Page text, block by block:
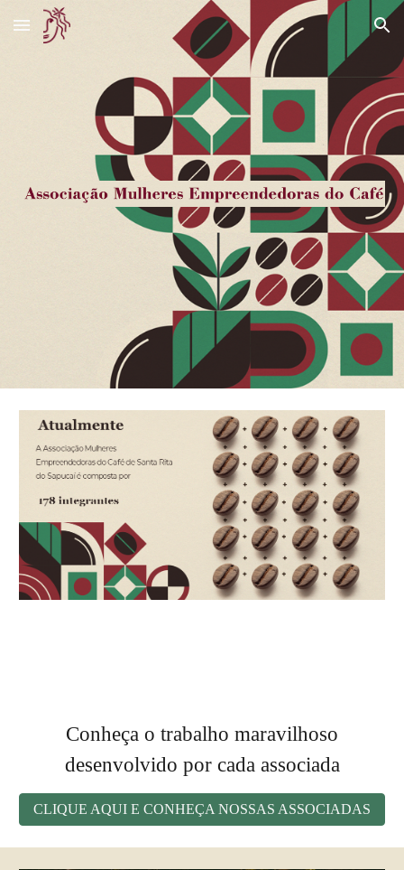
Skip to main content Skip to navigation
Conheça o trabalho maravilhoso
desenvolvido por cada associada
CLIQUE AQUI E CONHEÇA NOSSAS ASSOCIADAS